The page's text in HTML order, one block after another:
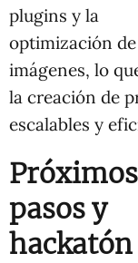
plugins y la
optimización de
imágenes, lo
la creación de
escalables y
Próximos
pasos y
hackatón